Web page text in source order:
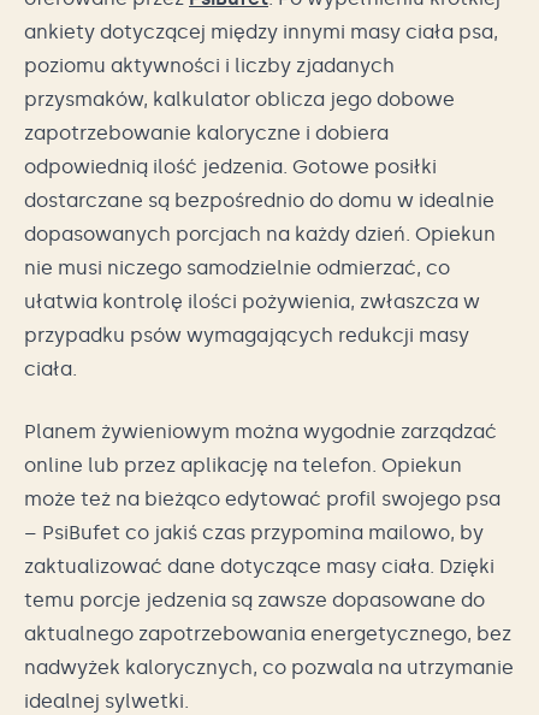
ankiety dotyczącej między innymi masy ciała psa,
poziomu aktywności i liczby zjadanych
przysmaków, kalkulator oblicza jego dobowe
zapotrzebowanie kaloryczne i dobiera
odpowiednią ilość jedzenia. Gotowe posiłki
dostarczane są bezpośrednio do domu w idealnie
dopasowanych porcjach na każdy dzień. Opiekun
nie musi niczego samodzielnie odmierzać, co
ułatwia kontrolę ilości pożywienia, zwłaszcza w
przypadku psów wymagających redukcji masy
ciała.
Planem żywieniowym można wygodnie zarządzać
online lub przez aplikację na telefon. Opiekun
może też na bieżąco edytować profil swojego psa
– PsiBufet co jakiś czas przypomina mailowo, by
zaktualizować dane dotyczące masy ciała. Dzięki
temu porcje jedzenia są zawsze dopasowane do
aktualnego zapotrzebowania energetycznego, bez
nadwyżek kalorycznych, co pozwala na utrzymanie
idealnej sylwetki.